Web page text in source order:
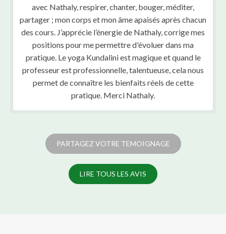
avec Nathaly, respirer, chanter, bouger, méditer,
partager ; mon corps et mon âme apaisés après chacun
des cours. J’apprécie l’énergie de Nathaly, corrige mes
positions pour me permettre d'évoluer dans ma
pratique. Le yoga Kundalini est magique et quand le
professeur est professionnelle, talentueuse, cela nous
permet de connaître les bienfaits réels de cette
pratique. Merci Nathaly.
PARTAGEZ VOTRE TEMOIGNAGE
LIRE TOUS LES AVIS